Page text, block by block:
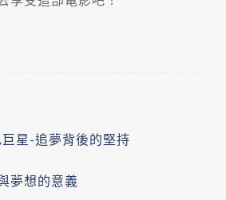
星-追夢背後的堅持
夢想的意義